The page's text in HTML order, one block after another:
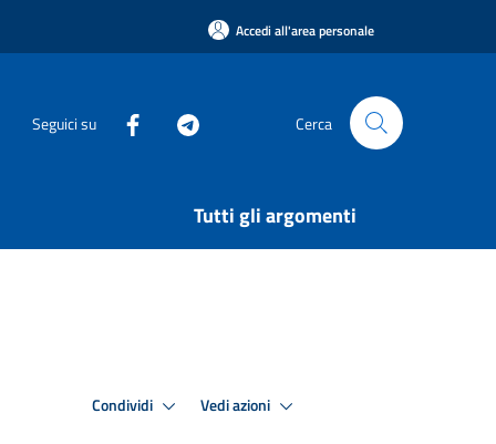
Accedi all'area personale
Seguici su Cerca
Tutti gli argomenti
Condividi Vedi azioni